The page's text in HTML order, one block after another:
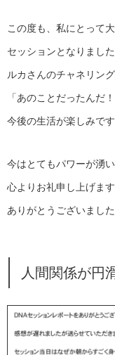
この度も、私にとって
セッションとなりました
ルカさんのチャネリン
「あのことだったんだ
今後の生活が楽しみで
今はとてもパワーが湧
心よりお礼申し上げます
ありがとうございました
人間関係が円